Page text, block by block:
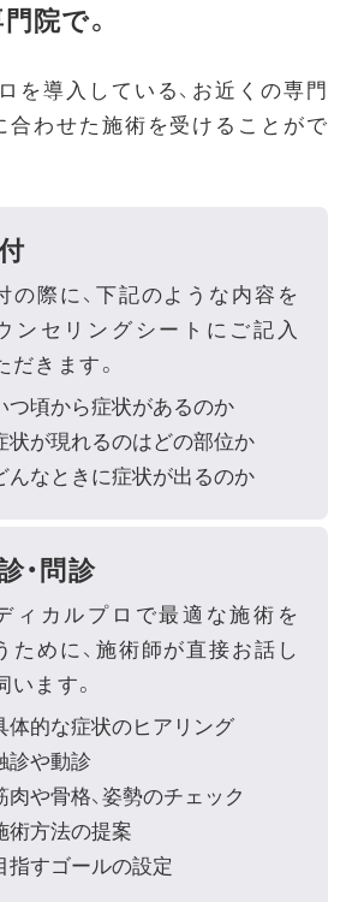
院で。
を導入している、お近くの専門
合わせた施術を受けることがで
の際に、下記のような内容を
ンセリングシートにご記入
だきます。
つ頃から症状があるのか
状が現れるのはどの部位か
んなときに症状が出るのか
・問診
ィカルプロで最適な施術を
ために、施術師が直接お話し
います。
体的な症状のヒアリング
診や動診
肉や骨格、姿勢のチェック
術方法の提案
指すゴールの設定